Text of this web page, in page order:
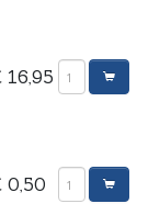
16,95
0,50